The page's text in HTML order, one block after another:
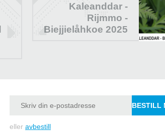
Kaleanddar -
Rijmmo -
Biejjielåhkoe 2025
eller avbestill